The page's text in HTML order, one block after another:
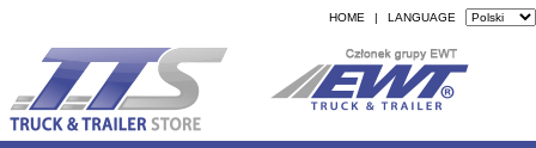
HOME | LANGUAGE